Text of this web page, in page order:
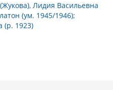
Лидия Васильевна
(ум. 1945/1946);
(р. 1923)